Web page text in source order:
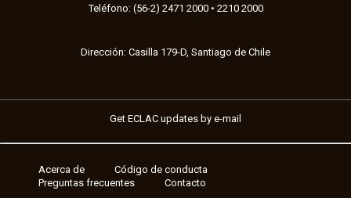
Teléfono: (56-2) 2471 2000 • 2210 2000
Dirección: Casilla 179-D, Santiago de Chile
Get ECLAC updates by e-mail
Footer
Acerca de
Código de conducta
Preguntas frecuentes
Contacto